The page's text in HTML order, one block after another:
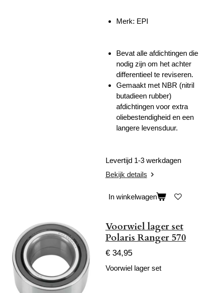
Merk: EPI
Bevat alle afdichtingen die
nodig zijn om het achter
differentieel te reviseren.
Gemaakt met NBR (nitril
butadieen rubber)
afdichtingen voor extra
oliebestendigheid en een
langere levensduur.
Levertijd 1-3 werkdagen
Bekijk details
In winkelwagen
Voorwiel lager set
Polaris Ranger 570
€ 34,95
Voorwiel lager set